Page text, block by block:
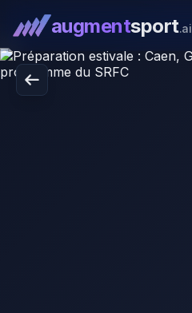
augmentsport.ai